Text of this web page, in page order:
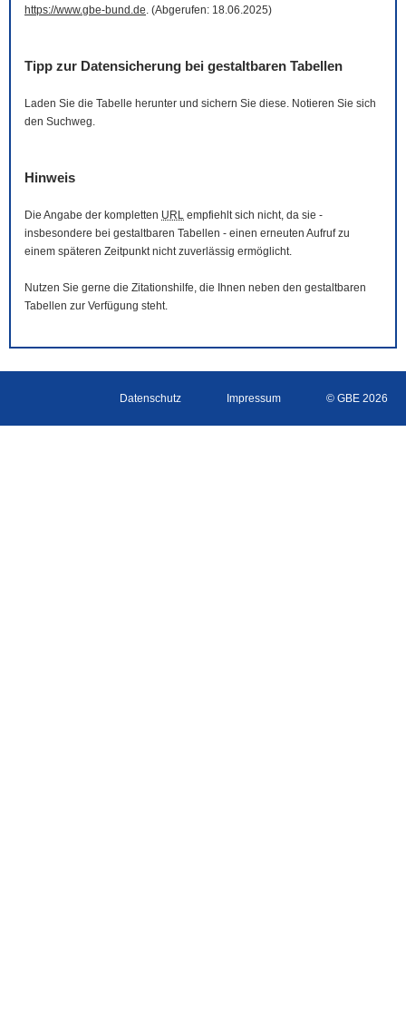
https://www.gbe-bund.de. (Abgerufen: 18.06.2025)
Tipp zur Datensicherung bei gestaltbaren Tabellen
Laden Sie die Tabelle herunter und sichern Sie diese. Notieren Sie sich
den Suchweg.
Hinweis
Die Angabe der kompletten URL empfiehlt sich nicht, da sie -
insbesondere bei gestaltbaren Tabellen - einen erneuten Aufruf zu
einem späteren Zeitpunkt nicht zuverlässig ermöglicht.
Nutzen Sie gerne die Zitationshilfe, die Ihnen neben den gestaltbaren
Tabellen zur Verfügung steht.
Datenschutz Impressum © GBE 2026